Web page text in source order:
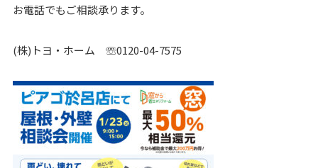
お電話でもご相談承ります。
(株)トヨ・ホーム ☏0120-04-7575